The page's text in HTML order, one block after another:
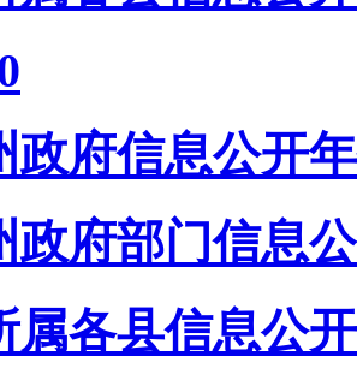
政府信息公开
政府部门信息
属各县信息公